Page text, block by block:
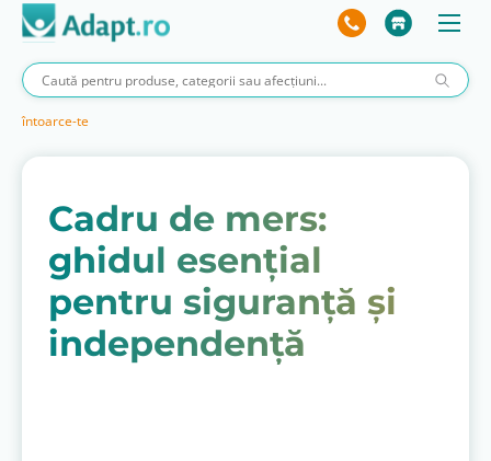
întoarce-te
Cadru de mers:
ghidul esențial
pentru siguranță și
independență